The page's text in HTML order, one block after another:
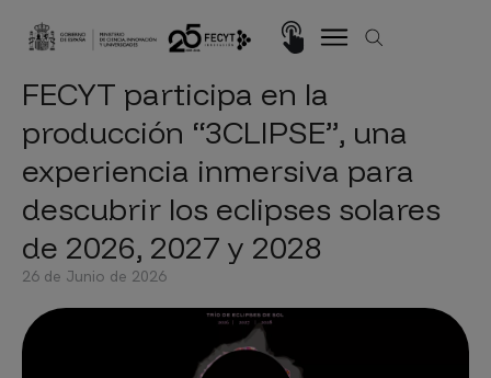
Imagen
26 de Junio de 2026
FECYT participa en la
producción “3CLIPSE”, una
experiencia inmersiva para
descubrir los eclipses solares
de 2026, 2027 y 2028